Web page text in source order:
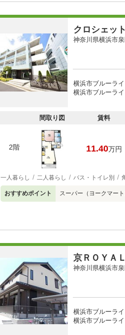
クロシェッ
神奈川県横浜市
横浜市ブルーラ
横浜市ブルーラ
間取り図 賃料
2階 11.40万円
一人暮らし 二人暮らし バス・トイレ別
おすすめポイント スーパー（ヨークマー
京ＲＯＹＡ
神奈川県横浜市
横浜市ブルーラ
横浜市ブルーラ